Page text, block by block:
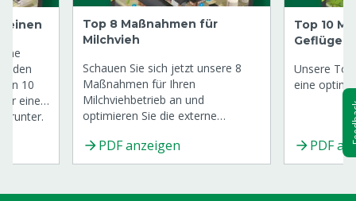
10
eine
Top 8 Maßnahmen für
Milchvieh
Schauen Sie sich jetzt unsere 8
Maßnahmen für Ihren
Milchviehbetrieb an und
optimieren Sie die externe
PDF anzeigen
Top 10
Geflügel
Unsere
eine
PDF